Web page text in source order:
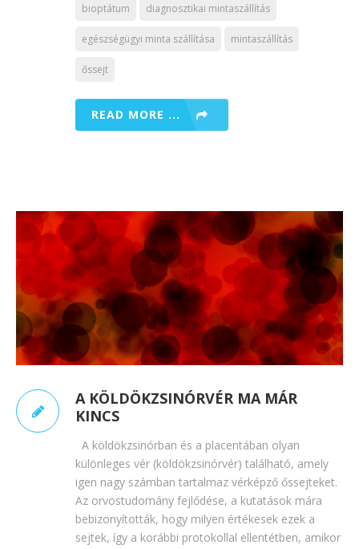
bioptátum diagnosztikai mintaszállítás
egészségügyi minta szállítása mintaszállítás
őssejt
READ MORE ...
A KÖLDÖKZSINÓRVÉR MA MÁR
KINCS
A köldökzsinórban és a placentában olyan
különleges vér (köldökzsinórvér) található, amely
igen nagy számban tartalmaz vérképző őssejteket.
Az orvostudomány fejlődése, a kutatások mára
bebizonyították, hogy milyen értékesek ezek a
sejtek, így a korábbi protokollal ellentétben, amikor